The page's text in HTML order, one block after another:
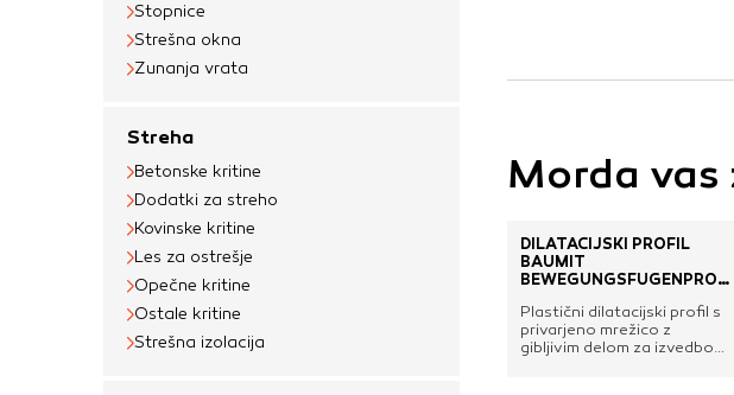
Stopnice
Strešna okna
Zunanja vrata
Streha
Betonske kritine
Dodatki za streho
Kovinske kritine
Les za ostrešje
Opečne kritine
Ostale kritine
Strešna izolacija
Morda vas
DILATACIJSKI PROFIL
BAUMIT
Plastični dilatacijski profil s
privarjeno mrežico z
gibljivim delom za izvedbo